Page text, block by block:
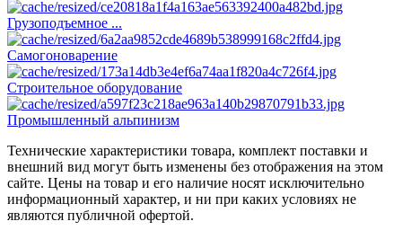
Грузоподъемное ...
Самогоноварение
Строительное оборудование
Промышленный альпинизм
Технические характеристики товара, комплект поставки и
внешний вид могут быть изменены без отображения на этом
сайте. Цены на товар и его наличие носят исключительно
информационный характер, и ни при каких условиях не
являются публичной офертой.